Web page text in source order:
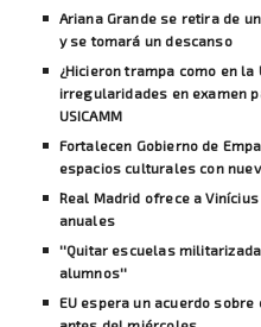
Ariana Grande se retira de
y se tomará un descanso
¿Hicieron trampa como en la
irregularidades en examen
USICAMM
Fortalecen Gobierno de
espacios culturales con
Real Madrid ofrece a
anuales
''Quitar escuelas
alumnos''
EU espera un acuerdo sobre